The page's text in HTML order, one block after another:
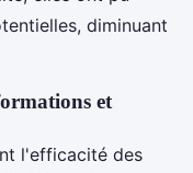
diminuant
et
l'efficacité des